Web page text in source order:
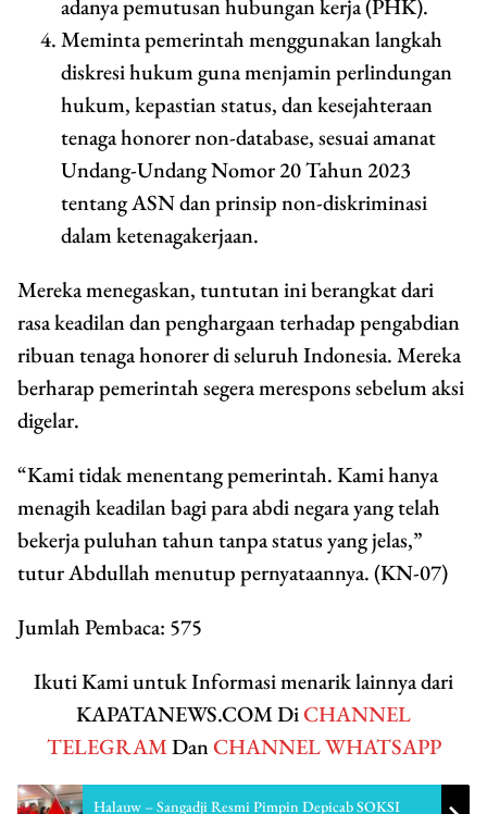
adanya pemutusan hubungan kerja (PHK).
Meminta pemerintah menggunakan langkah
diskresi hukum guna menjamin perlindungan
hukum, kepastian status, dan kesejahteraan
tenaga honorer non-database, sesuai amanat
Undang-Undang Nomor 20 Tahun 2023
tentang ASN dan prinsip non-diskriminasi
dalam ketenagakerjaan.
Mereka menegaskan, tuntutan ini berangkat dari
rasa keadilan dan penghargaan terhadap pengabdian
ribuan tenaga honorer di seluruh Indonesia. Mereka
berharap pemerintah segera merespons sebelum aksi
digelar.
“Kami tidak menentang pemerintah. Kami hanya
menagih keadilan bagi para abdi negara yang telah
bekerja puluhan tahun tanpa status yang jelas,”
tutur Abdullah menutup pernyataannya. (KN-07)
Jumlah Pembaca: 575
Ikuti Kami untuk Informasi menarik lainnya dari
KAPATANEWS.COM DiCHANNEL
TELEGRAMDanCHANNEL WHATSAPP
Halauw – Sangadji Resmi Pimpin Depicab SOKSI